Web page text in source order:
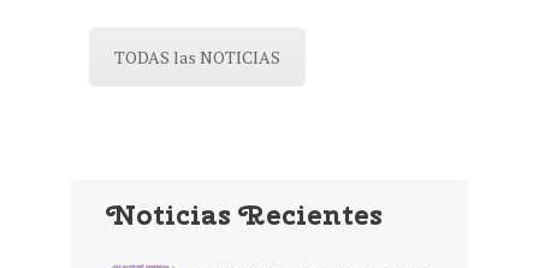
TODAS las NOTICIAS
Noticias Recientes